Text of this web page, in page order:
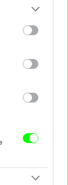
more Google
may click to
party tags to
below Google